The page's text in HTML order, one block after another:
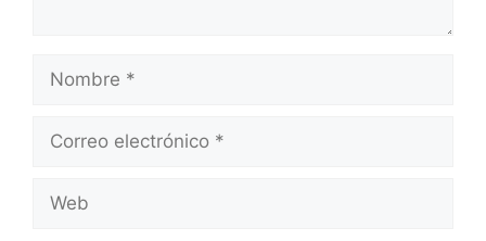
Nombre
Correo
Web